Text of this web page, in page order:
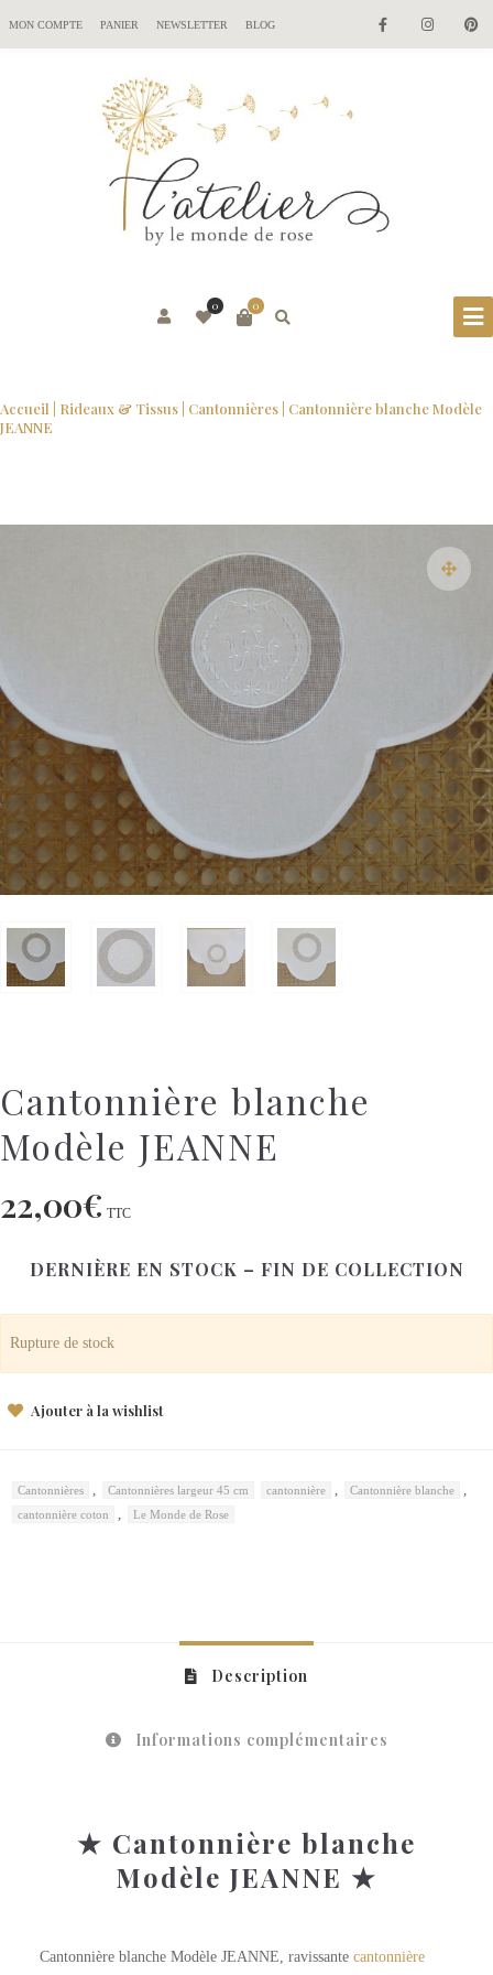
MON COMPTE PANIER NEWSLETTER BLOG
0
0
Accueil Rideaux & Tissus Cantonnières | Cantonnière blanche Modèle
JEANNE
Cantonnière blanche
Modèle JEANNE
22,00€ TTC
DERNIÈRE EN STOCK – FIN DE COLLECTION
Rupture de stock
Ajouter à la wishlist
Cantonnières , Cantonnières largeur 45 cm cantonnière , Cantonnière blanche ,
cantonnière coton , Le Monde de Rose
Description
Informations complémentaires
★ Cantonnière blanche
Modèle JEANNE ★
Cantonnière blanche Modèle JEANNE, ravissante cantonnière